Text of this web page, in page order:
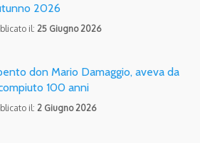
2026
il: 25 Giugno 2026
don Mario Damaggio, aveva da
100 anni
il: 2 Giugno 2026